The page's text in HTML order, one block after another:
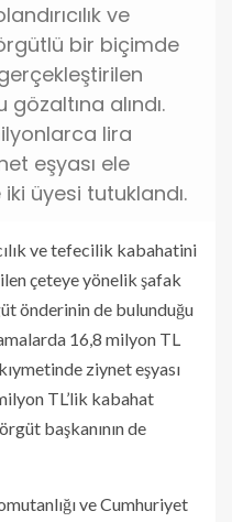
ve
bir biçimde
alındı.
lira
eşyası ele
üyesi tutuklandı.
ve tefecilik kabahatini
çeteye yönelik şafak
önderinin de bulunduğu
16,8 milyon TL
ziynet eşyası
TL’lik kabahat
başkanının de
ve Cumhuriyet